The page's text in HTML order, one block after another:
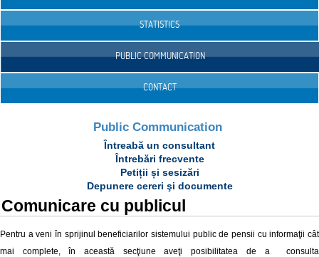
STATISTICS
PUBLIC COMMUNICATION
CONTACT
Public Communication
Întreabă un consultant
Întrebări frecvente
Petiții și sesizări
Depunere cereri şi documente
Comunicare cu publicul
Pentru a veni în sprijinul beneficiarilor sistemului public de pensii cu informaţii cât
mai complete, în această secţiune aveţi posibilitatea de a consulta